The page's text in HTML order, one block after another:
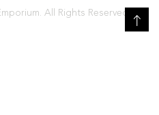
All Rights Reserved.